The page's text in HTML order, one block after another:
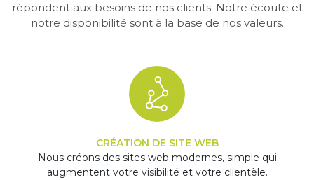
répondent aux besoins de nos clients. Notre écoute et
notre disponibilité sont à la base de nos valeurs.
CRÉATION DE SITE WEB
Nous créons des sites web modernes, simple qui
augmentent votre visibilité et votre clientèle.